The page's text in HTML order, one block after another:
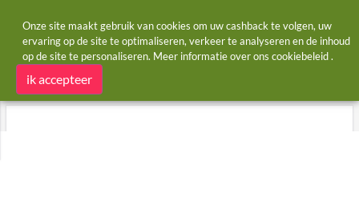
Startpagina Winkels Green Box
Green Box cashback en kortingscodes
Onze site maakt gebruik van cookies om uw cashback te volgen, uw
ervaring op de site te optimaliseren, verkeer te analyseren en de inhoud
op de site te personaliseren. Meer informatie over ons cookiebeleid.
ik accepteer